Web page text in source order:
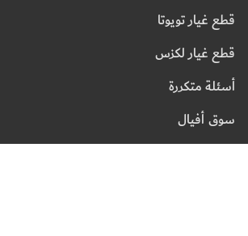
قطع غيار تويوتا
قطع غيار لكزس
أسئلة متكررة
سوق أفيال